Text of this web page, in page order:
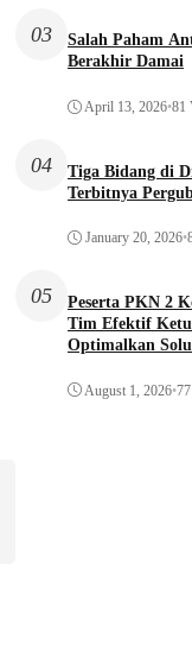
03
Salah Paham
Berakhir Damai
April 13, 2026•81
04
Tiga Bidang di
Terbitnya
January 20, 2026•
05
Peserta PKN 2
Tim Efektif
Optimalkan
August 1, 2026•